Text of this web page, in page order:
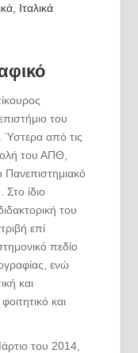
Ιταλικά
του
Ύστερα από τις
του ΑΠΘ,
Πανεπιστημιακό
ίδιο
του
επί
πεδίο
ενώ
και
και
του 2014,